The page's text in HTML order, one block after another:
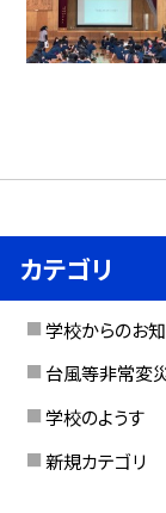
カテゴリ
学校からのお
台風等非常変
学校のようす
新規カテゴリ